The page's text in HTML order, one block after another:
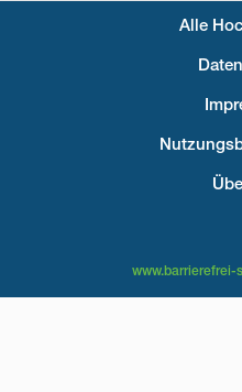
Alle
www.barrierefrei-